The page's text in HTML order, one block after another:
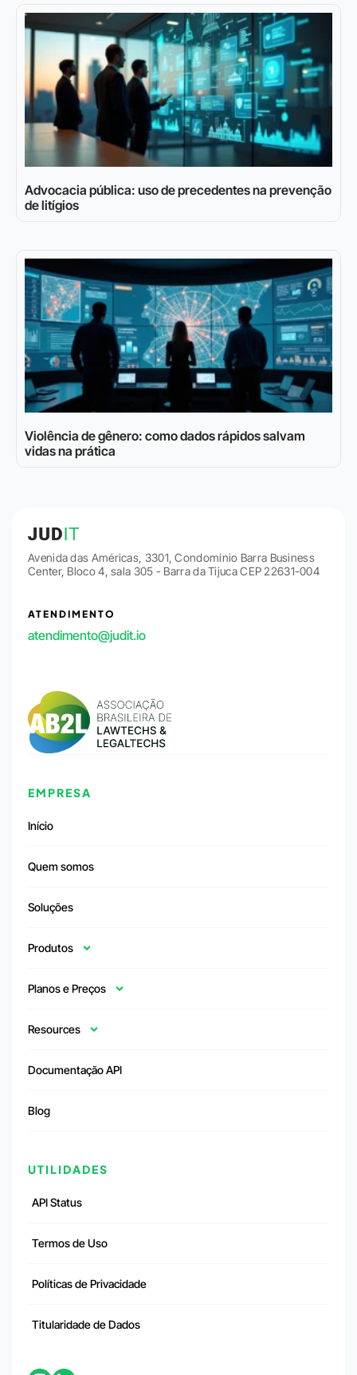
Advocacia pública: uso de precedentes na prevenção
de litígios
Violência de gênero: como dados rápidos salvam
vidas na prática
Avenida das Américas, 3301, Condomínio Barra Business
Center, Bloco 4, sala 305 - Barra da Tijuca CEP 22631-004
ATENDIMENTO
atendimento@judit.io
EMPRESA
Início
Quem somos
Soluções
Produtos
Planos e Preços
Resources
Documentação API
Blog
UTILIDADES
API Status
Termos de Uso
Políticas de Privacidade
Titularidade de Dados